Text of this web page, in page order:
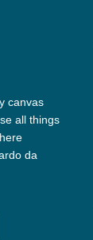
canvas
all things
da